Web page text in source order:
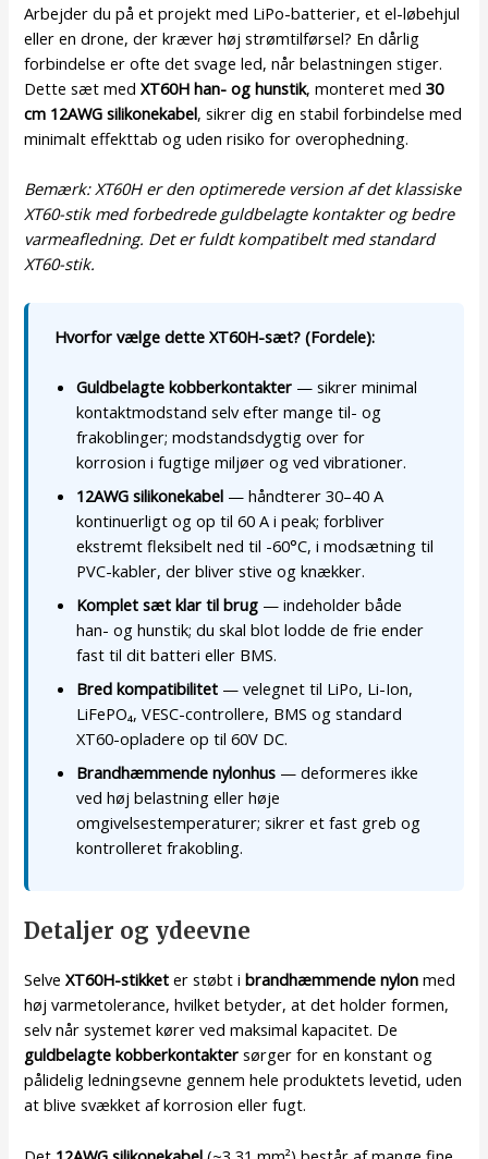
Arbejder du på et projekt med LiPo-batterier, et el-løbehjul
eller en drone, der kræver høj strømtilførsel? En dårlig
forbindelse er ofte det svage led, når belastningen stiger.
Dette sæt medXT60H han- og hunstik, monteret med30
cm 12AWG silikonekabel, sikrer dig en stabil forbindelse med
minimalt effekttab og uden risiko for overophedning.
Bemærk: XT60H er den optimerede version af det klassiske
XT60-stik med forbedrede guldbelagte kontakter og bedre
varmeafledning. Det er fuldt kompatibelt med standard
XT60-stik.
Hvorfor vælge dette XT60H-sæt? (Fordele):
Guldbelagte kobberkontakter — sikrer minimal
kontaktmodstand selv efter mange til- og
frakoblinger; modstandsdygtig over for
korrosion i fugtige miljøer og ved vibrationer.
12AWG silikonekabel — håndterer 30–40 A
kontinuerligt og op til 60 A i peak; forbliver
ekstremt fleksibelt ned til -60°C, i modsætning til
PVC-kabler, der bliver stive og knækker.
Komplet sæt klar til brug — indeholder både
han- og hunstik; du skal blot lodde de frie ender
fast til dit batteri eller BMS.
Bred kompatibilitet — velegnet til LiPo, Li-Ion,
LiFePO₄, VESC-controllere, BMS og standard
XT60-opladere op til 60V DC.
Brandhæmmende nylonhus — deformeres ikke
ved høj belastning eller høje
omgivelsestemperaturer; sikrer et fast greb og
kontrolleret frakobling.
Detaljer og ydeevne
SelveXT60H-stikket er støbt ibrandhæmmende nylon med
høj varmetolerance, hvilket betyder, at det holder formen,
selv når systemet kører ved maksimal kapacitet. De
guldbelagte kobberkontakter sørger for en konstant og
pålidelig ledningsevne gennem hele produktets levetid, uden
at blive svækket af korrosion eller fugt.